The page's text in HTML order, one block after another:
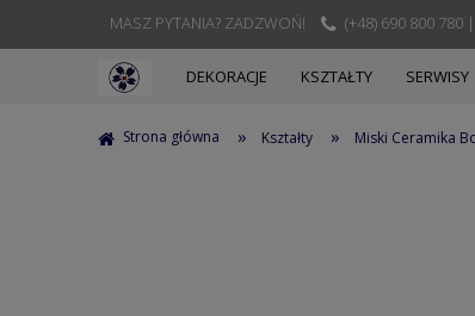
MASZ PYTANIA? ZADZWOŃ! (+48) 690 800 780
DEKORACJE KSZTAŁTY SERWISY
Strona główna » Kształty » Miski Ceramika